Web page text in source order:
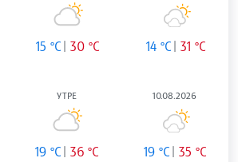
15 °C 30 °C 14 °C 31 °C
УТРЕ
19 °C 36 °C
10.08.2026
19 °C 35 °C